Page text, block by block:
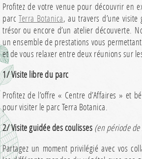
Profitez de votre venue pour découvrir en
parcTerra Botanica, au travers d’une visite
trésor ou encore d’un atelier découverte.
un ensemble de prestations vous
et de vous relaxer entre deux réunions sur
1/ Visite libre du parc
Profitez de l’offre « Centre d’Affaires » et
pour visiter le parc Terra Botanica.
2/ Visite guidée des coulisses (en période
Partagez un moment privilégié avec vos